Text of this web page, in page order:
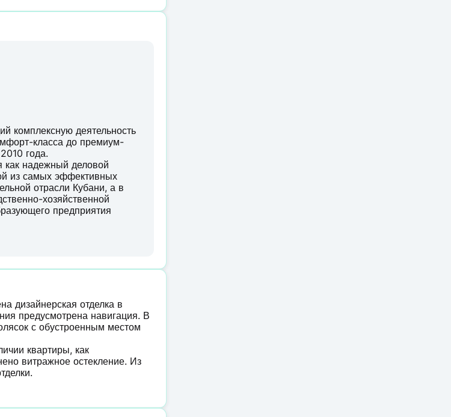
комплексную деятельность
класса до премиум-
года.
как надежный деловой
из самых эффективных
отрасли Кубани, а в
хозяйственной
предприятия
дизайнерская отделка в
предусмотрена навигация. В
с обустроенным местом
квартиры, как
витражное остекление. Из